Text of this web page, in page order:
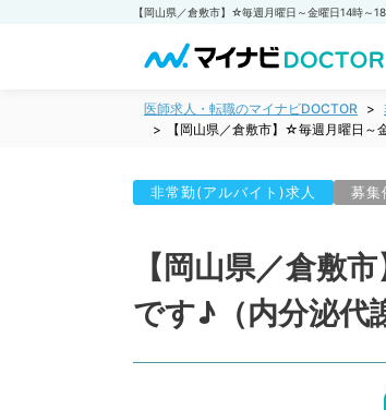
医師求人・転職のマイナビDOCTOR
【岡山県／倉敷市】☆毎週月曜日～
非常勤(アルバイト)求人 募集
【岡山県／倉敷
です♪（内分泌代